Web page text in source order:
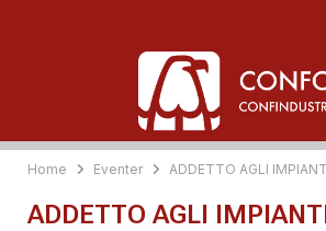
Home Eventer ADDETTO AGLI
ADDETTO AGLI